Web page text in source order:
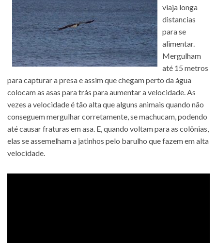
viaja longa
distancias
para se
alimentar.
Mergulham
até 15 metros
para capturar a presa e assim que chegam perto da água
colocam as asas para trás para aumentar a velocidade. As
vezes a velocidade é tão alta que alguns animais quando não
conseguem mergulhar corretamente, se machucam, podendo
até causar fraturas em asa. E, quando voltam para as colônias,
elas se assemelham a jatinhos pelo barulho que fazem em alta
velocidade.